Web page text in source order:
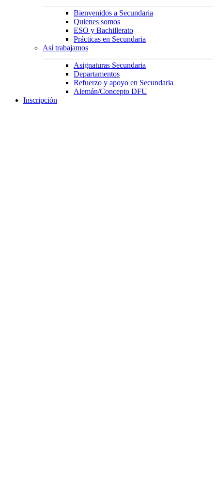
Bienvenidos a Secundaria
Quienes somos
ESO y Bachillerato
Prácticas en Secundaria
Así trabajamos
Asignaturas Secundaria
Departamentos
Refuerzo y apoyo en Secundaria
Alemán/Concepto DFU
Inscripción